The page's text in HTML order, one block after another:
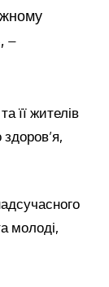
–
її жителів
молоді,